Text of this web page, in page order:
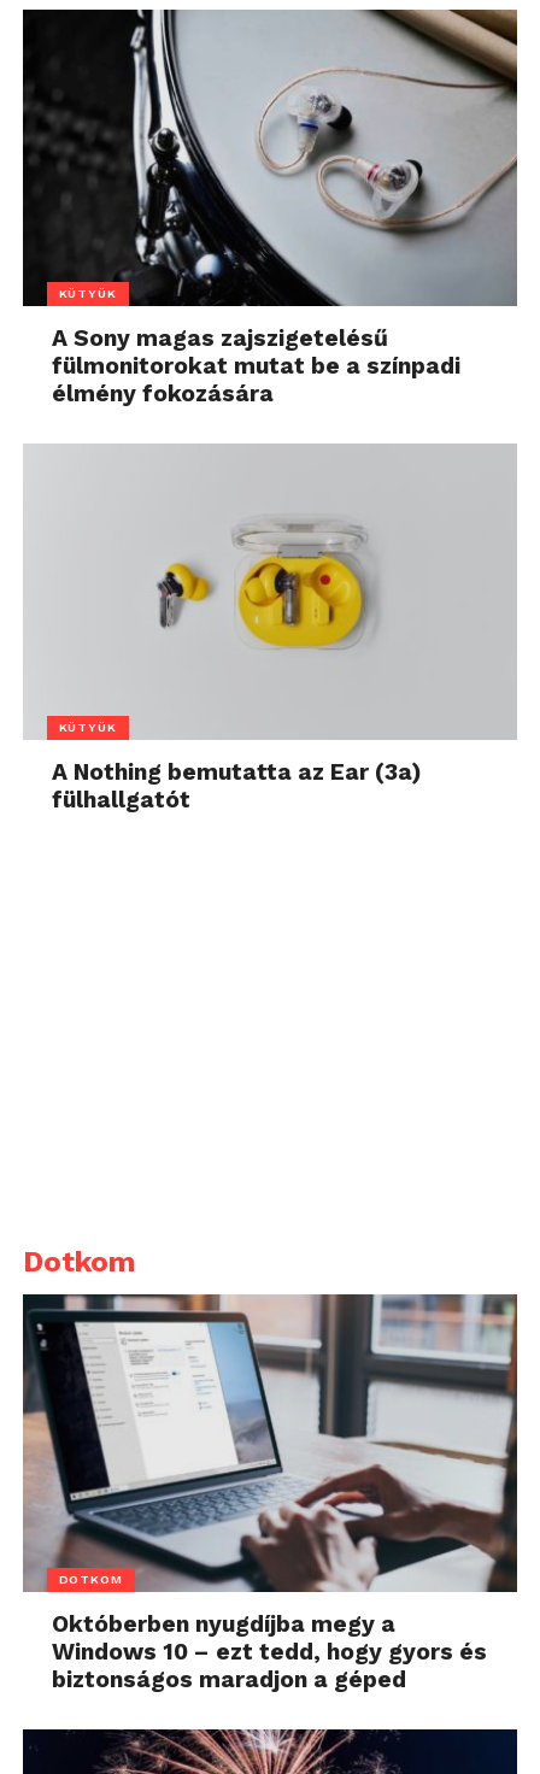
KÜTYÜK
A Sony magas zajszigetelésű
fülmonitorokat mutat be a színpadi
élmény fokozására
KÜTYÜK
A Nothing bemutatta az Ear (3a)
fülhallgatót
Dotkom
DOTKOM
Októberben nyugdíjba megy a
Windows 10 – ezt tedd, hogy gyors és
biztonságos maradjon a géped